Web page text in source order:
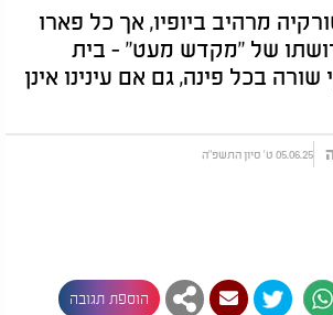
מרהיב ביופיו, אך כל פארו
של "מקדש מעט" - בית
בכל פינה, גם אם עינינו אינן
05.06.25 ט' סיון התשפ"ה
הוספת תגובה